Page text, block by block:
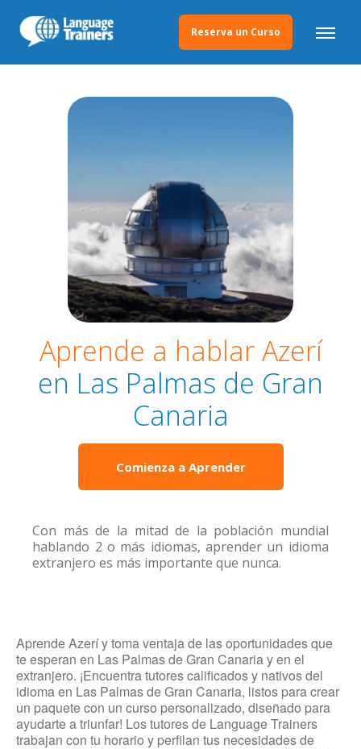
Reserva un Curso
Aprende a hablar Azerí
en Las Palmas de Gran
Canaria
Comienza a Aprender
Con más de la mitad de la población mundial
hablando 2 o más idiomas, aprender un idioma
extranjero es más importante que nunca.
Aprende Azerí y toma ventaja de las oportunidades que
te esperan en Las Palmas de Gran Canaria y en el
extranjero. ¡Encuentra tutores calificados y nativos del
idioma en Las Palmas de Gran Canaria, listos para crear
un paquete con un curso personalizado, diseñado para
ayudarte a triunfar! Los tutores de Language Trainers
trabajan con tu horario y perfilan tus necesidades de